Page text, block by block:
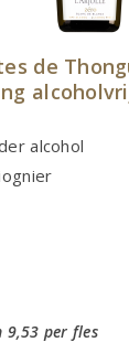
de
alcohol
9,53 per fles